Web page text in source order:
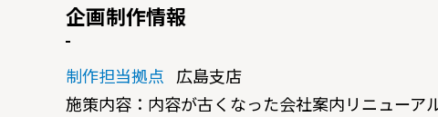
企画制作情報
制作担当拠点 広島支店
施策内容：内容が古くなった会社案内リニュー